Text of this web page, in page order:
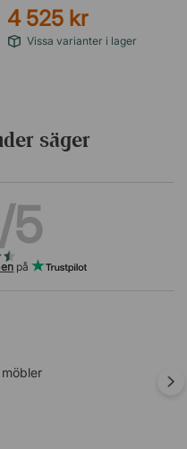
4 525 kr
Vissa varianter i lager
säger
5
på